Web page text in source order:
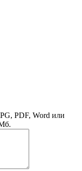
PDF, Word или